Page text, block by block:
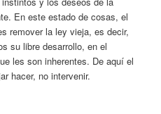
En este estado de cosas, el
remover la ley vieja, es decir,
su libre desarrollo, en el
les son inherentes. De aquí el
hacer, no intervenir.